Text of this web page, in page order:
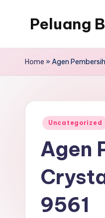
Peluang
Home »Agen
Posted
Uncategorized
Agen
9561